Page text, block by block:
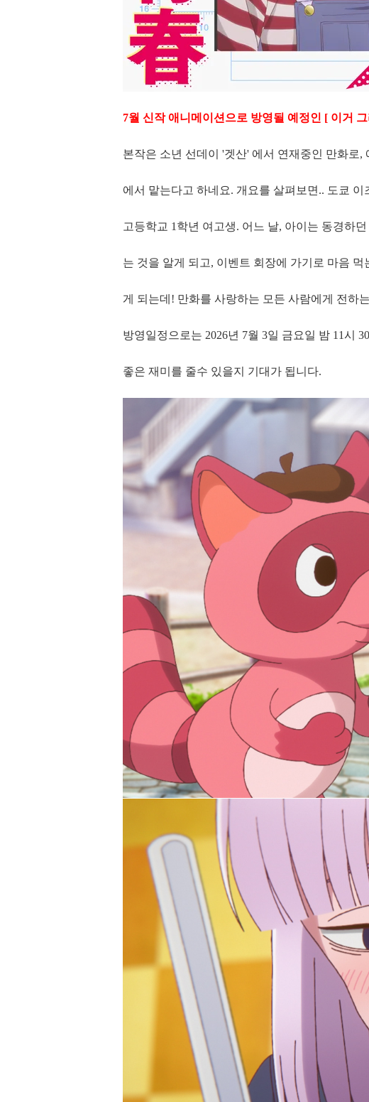
7월 신작 애니메이션으로 방영될 예정인 [ 이거
본작은 소년 선데이 '겟산' 에서 연재중인 만화로,
에서 맡는다고 하네요. 개요를 살펴보면.. 도쿄
고등학교 1학년 여고생. 어느 날, 아이는 동경하
는 것을 알게 되고, 이벤트 회장에 가기로 마음
게 되는데! 만화를 사랑하는 모든 사람에게 전하
방영일정으로는 2026년 7월 3일 금요일 밤 11시
좋은 재미를 줄수 있을지 기대가 됩니다.